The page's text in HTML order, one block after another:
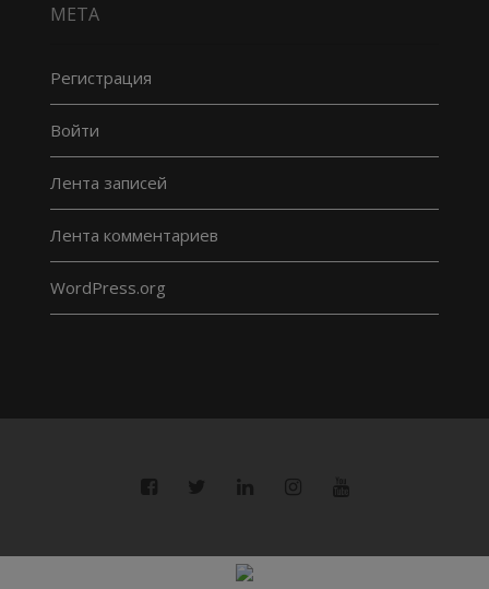
МЕТА
Регистрация
Войти
Лента записей
Лента комментариев
WordPress.org